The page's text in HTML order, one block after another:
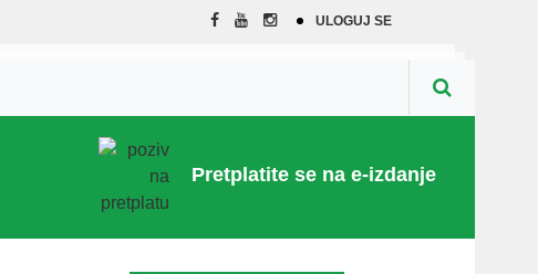
ULOGUJ SE
Pretplatite se na e-izdanje